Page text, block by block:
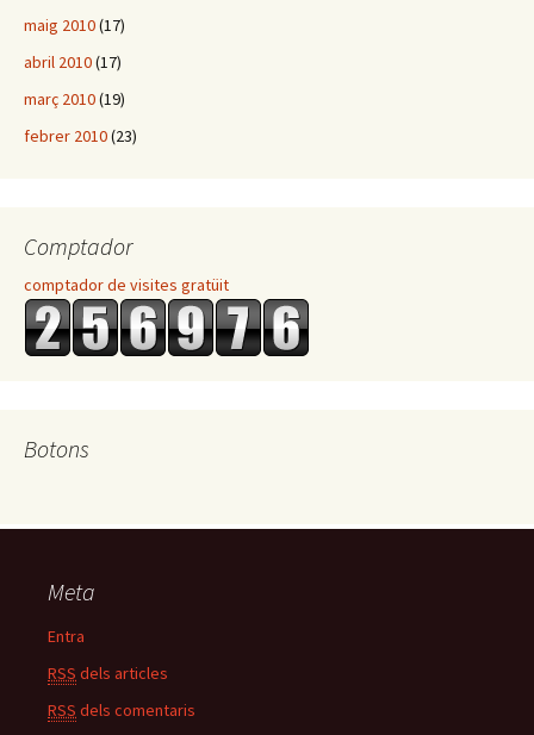
maig 2010(17)
abril 2010(17)
març 2010(19)
febrer 2010(23)
Comptador
comptador de visites gratüit
Botons
Meta
Entra
RSS dels articles
RSS dels comentaris